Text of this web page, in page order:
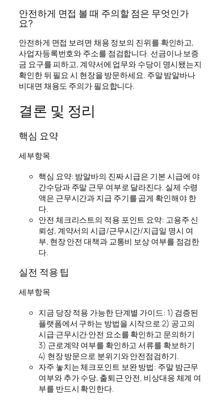
안전하게 면접 볼 때 주의할 점은 무엇인가
요?
안전하게 면접 보려면 채용 정보의 진위를 확인하고,
사업자등록번호와 주소를 점검합니다. 선금이나 보증
금 요구를 피하고, 계약서에 업무와 수당이 명시됐는지
확인한 뒤 필요 시 현장을 방문하세요. 주말 밤알바나
비대면 채용도 주의가 필요합니다.
결론 및 정리
핵심 요약
세부항목
핵심 요약: 밤알바의 진짜 시급은 기본 시급에 야
간수당과 주말 근무 여부로 달라진다. 실제 수령
액은 근무시간과 지급 주기를 곱게 확인해야 한
다.
안전 체크리스트의 적용 포인트 요약: 고용주 신
뢰성, 계약서의 시급/근무시간/지급일 명시 여
부, 현장 안전 대책과 교통비 보상 여부를 점검한
다.
실전 적용 팁
세부항목
지금 당장 적용 가능한 단계별 가이드: 1) 검증된
플랫폼에서 구하는 방법을 시작으로 2) 공고의
시급·근무시간·안전 요소를 확인하고 문의하기
3) 근로계약 여부를 확인하고 서류를 확보하기
4) 현장 방문으로 분위기와 안전점검하기.
자주 놓치는 체크포인트 보완 방법: 주말 밤근무
여부와 추가 수당, 출퇴근 안전, 비상대응 체계 여
부를 반드시 확인한다.